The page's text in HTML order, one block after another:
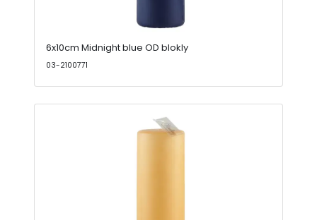
6x10cm Midnight blue OD blokly
03-2100771